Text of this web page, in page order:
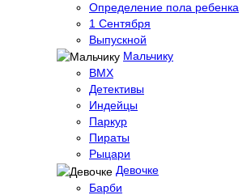
Определение пола ребенка
1 Сентября
Выпускной
Мальчику
BMX
Детективы
Индейцы
Паркур
Пираты
Рыцари
Девочке
Барби